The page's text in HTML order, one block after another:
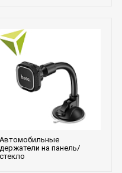
Автомобильные
держатели на панель/
стекло